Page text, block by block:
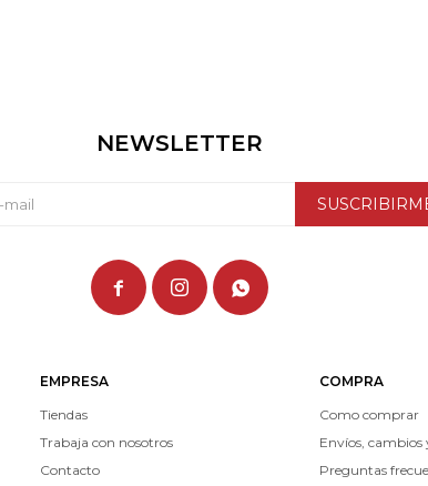
EMPRESA
Tiendas
Trabaja con nosotros
Contacto
COMPRA
Como comprar
Envíos, cambios
Preguntas
NEWSLETTER
  